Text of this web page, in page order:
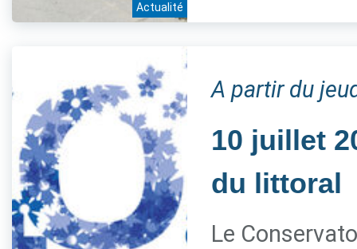
Actualité
A partir du
10 juillet
du littoral
Le